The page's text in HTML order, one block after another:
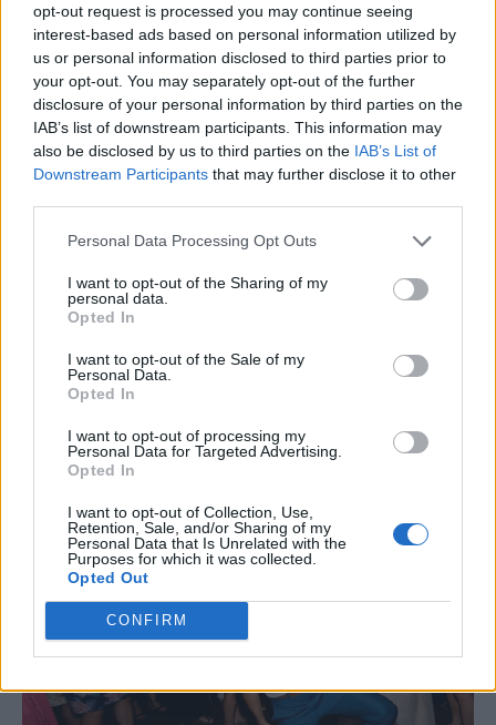
opt-out request is processed you may continue seeing
interest-based ads based on personal information utilized by
us or personal information disclosed to third parties prior to
your opt-out. You may separately opt-out of the further
disclosure of your personal information by third parties on the
IAB’s list of downstream participants. This information may
also be disclosed by us to third parties on the IAB’s List of
Downstream Participants that may further disclose it to other
Personal Data Processing Opt Outs
I want to opt-out of the Sharing of my
personal data.
Opted In
I want to opt-out of the Sale of my
Personal Data.
Opted In
I want to opt-out of processing my
Personal Data for Targeted Advertising.
Opted In
I want to opt-out of Collection, Use,
Retention, Sale, and/or Sharing of my
Personal Data that Is Unrelated with the
Purposes for which it was collected.
Opted Out
CONFIRM